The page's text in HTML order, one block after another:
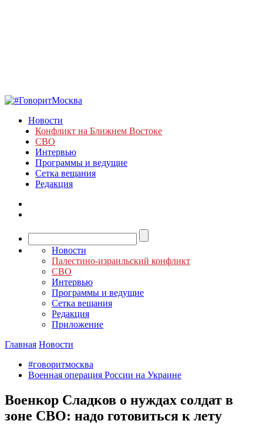
Новости
Конфликт на Ближнем Востоке
СВО
Интервью
Программы и ведущие
Сетка вещания
Редакция
Новости
Палестино-израильский конфликт
СВО
Интервью
Программы и ведущие
Сетка вещания
Редакция
Приложение
Главная Новости
#говоритмосква
Военная операция России на Украине
Военкор Сладков о нуждах солдат в
зоне СВО: надо готовиться к лету